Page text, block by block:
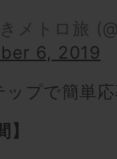
メトロ旅
6, 2019
ップで簡単
】